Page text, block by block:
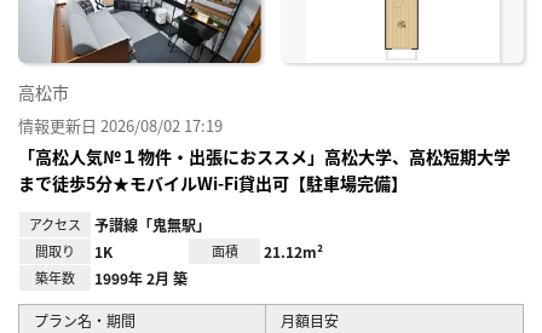
高松市
情報更新日 2026/08/02 17:19
「高松人気№１物件・出張におススメ」高松大学、高松短期大学
まで徒歩5分★モバイルWi-Fi貸出可【駐車場完備】
アクセス 予讃線「鬼無駅」
間取り 1K 面積 21.12m²
築年数 1999年 2月 築
プラン名・期間 月額目安